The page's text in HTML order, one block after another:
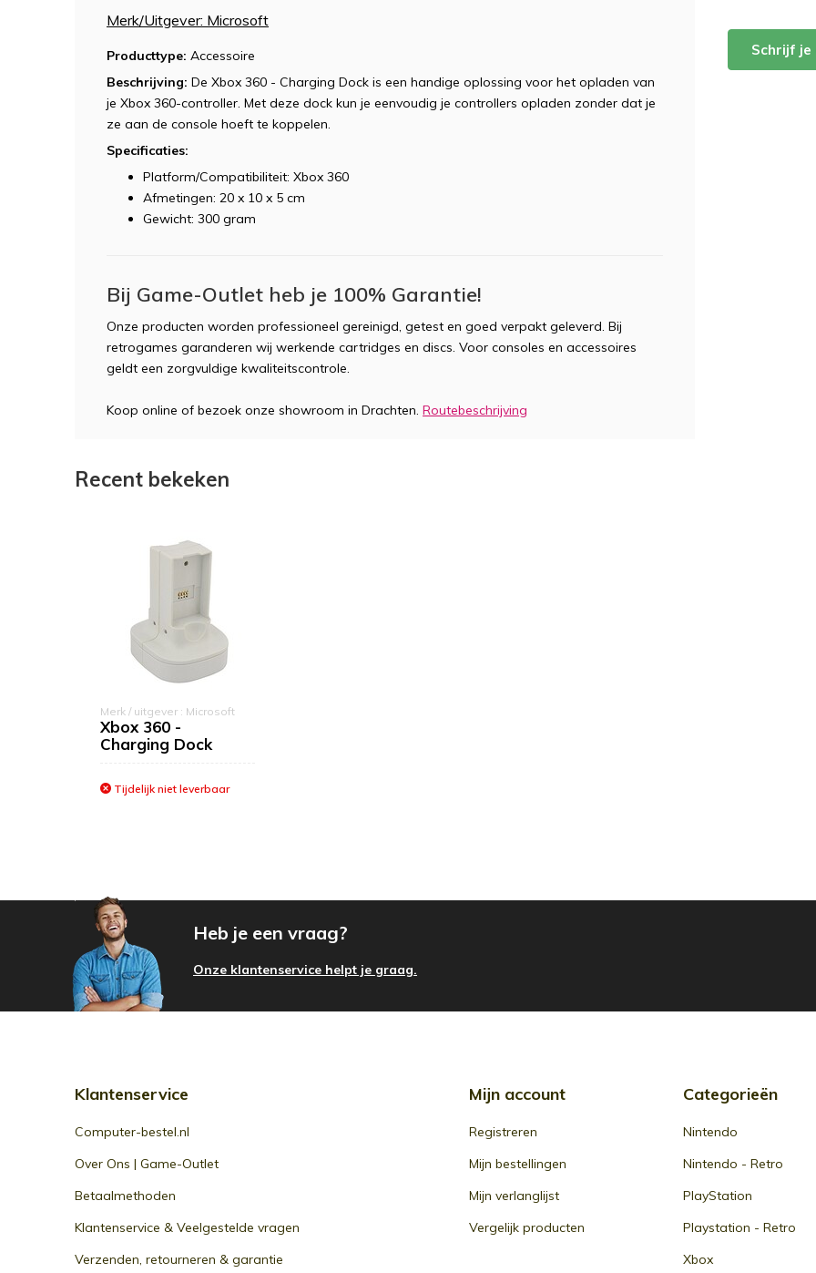
Merk/Uitgever: Microsoft
Producttype: Accessoire
Beschrijving: De Xbox 360 - Charging Dock is een handige oplossing voor het opladen van
je Xbox 360-controller. Met deze dock kun je eenvoudig je controllers opladen zonder dat je
ze aan de console hoeft te koppelen.
Specificaties:
Platform/Compatibiliteit: Xbox 360
Afmetingen: 20 x 10 x 5 cm
Gewicht: 300 gram
Bij Game-Outlet heb je 100% Garantie!
Onze producten worden professioneel gereinigd, getest en goed verpakt geleverd. Bij
retrogames garanderen wij werkende cartridges en discs. Voor consoles en accessoires
geldt een zorgvuldige kwaliteitscontrole.
Koop online of bezoek onze showroom in Drachten. Routebeschrijving
Schrijf
Recent bekeken
Merk / uitgever : Microsoft
Xbox 360 -
Charging Dock
Tijdelijk niet leverbaar
Heb je een vraag?
Onze klantenservice helpt je graag.
Klantenservice
Computer-bestel.nl
Over Ons | Game-Outlet
Betaalmethoden
Klantenservice & Veelgestelde vragen
Verzenden, retourneren & garantie
Mijn account
Registreren
Mijn bestellingen
Mijn verlanglijst
Vergelijk producten
Categorieën
Nintendo
Nintendo - Retro
PlayStation
Playstation - Retro
Xbox